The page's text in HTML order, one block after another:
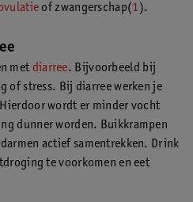
of zwangerschap(1).
met diarree. Bijvoorbeeld bij
of stress. Bij diarree werken je
wordt er minder vocht
dunner worden. Buikkrampen
actief samentrekken. Drink
te voorkomen en eet